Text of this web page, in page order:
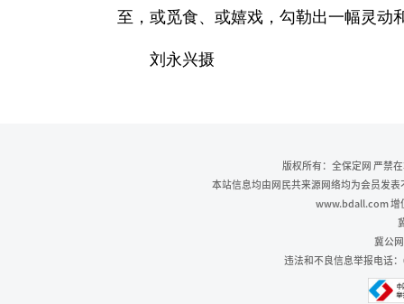
至，或觅食、或嬉戏，勾勒出一幅灵动
刘永兴摄
版权所有：全保定网 严禁
本站信息均由网民共来源网络均为会员发
www.bdall.com 增
冀公
违法和不良信息举报电话